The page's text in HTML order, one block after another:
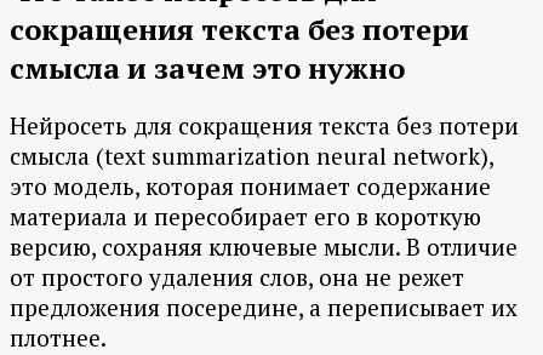
сокращения текста без потери
смысла и зачем это нужно
Нейросеть для сокращения текста без потери
смысла (text summarization neural network),
это модель, которая понимает содержание
материала и пересобирает его в короткую
версию, сохраняя ключевые мысли. В отличие
от простого удаления слов, она не режет
предложения посередине, а переписывает их
плотнее.